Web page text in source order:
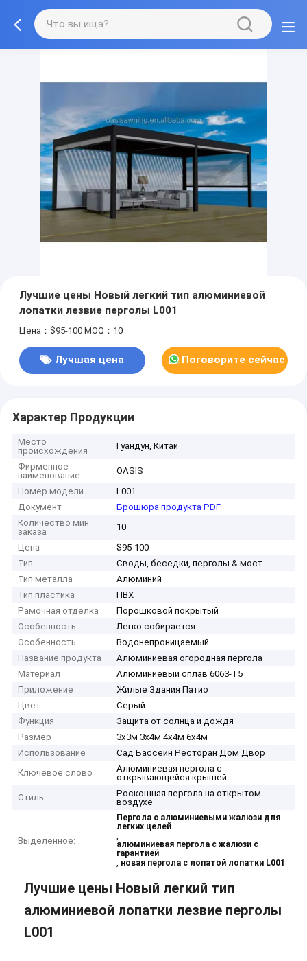
Лучшие цены Новый легкий тип алюминиевой
лопатки лезвие перголы L001
Цена：$95-100 MOQ：10
Лучшая цена Поговорите сейчас
Характер Продукции
Место
происхождения
Гуандун, Китай
Фирменное
наименование
OASIS
Номер модели
L001
Документ
Брошюра продукта PDF
Количество мин
заказа
10
Цена
$95-100
Тип
Своды, беседки, перголы & мост
Тип металла
Алюминий
Тип пластика
ПВХ
Рамочная отделка
Порошковой покрытый
Особенность
Легко собирается
Особенность
Водонепроницаемый
Название продукта
Алюминиевая огородная пергола
Материал
Алюминиевый сплав 6063-T5
Приложение
Жилые Здания Патио
Цвет
Серый
Функция
Защита от солнца и дождя
Размер
3х3м 3х4м 4х4м 6х4м
Использование
Сад Бассейн Ресторан Дом Двор
Ключевое слово
Алюминиевая пергола с
открывающейся крышей
Стиль
Роскошная пергола на открытом
воздухе
Выделенное:
Пергола с алюминиевыми жалюзи для
легких целей
,
алюминиевая пергола с жалюзи с
гарантией
, новая пергола с лопатой лопатки L001
Лучшие цены Новый легкий тип
алюминиевой лопатки лезвие перголы
L001